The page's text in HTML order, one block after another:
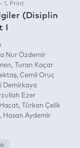
1. Print
(Disiplin
I
Nur Özdemir
Turan Kaçar
Cemil Oruç
Demirkaya
Ezer
Türkan Çelik
Hasan Aydemir